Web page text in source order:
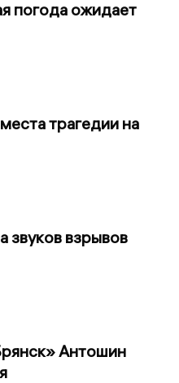
погода ожидает
трагедии на
звуков взрывов
Антошин